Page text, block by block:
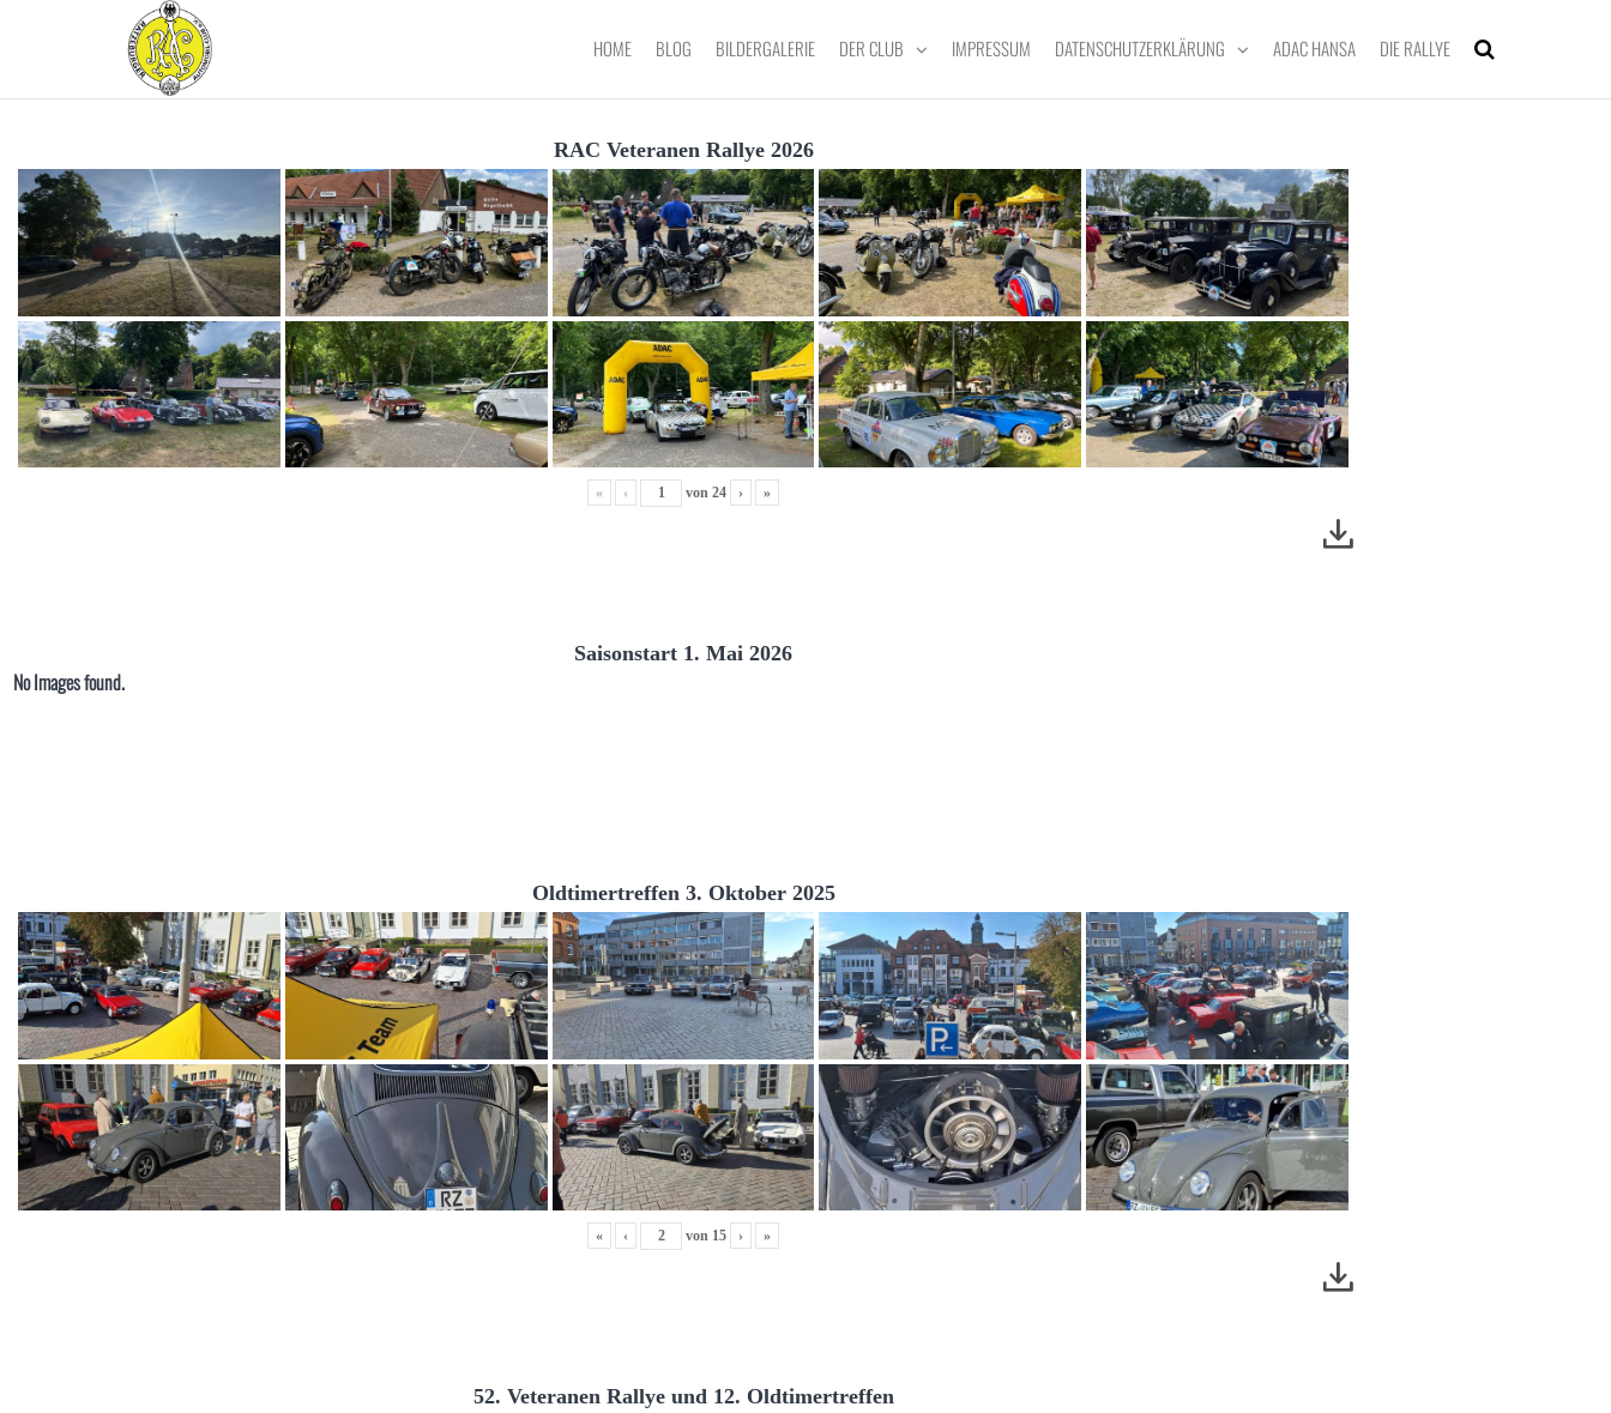
AUTOMOBIL-
ADAC E.V.
HOME BLOG BILDERGALERIE DER CLUB IMPRESSUM DATENSCHUTZERKLÄRUNG ADAC HANSA DIE RALLYE
RAC Veteranen Rallye 2026
« ‹ von 24 › »
Saisonstart 1. Mai 2026
No Images found.
Oldtimertreffen 3. Oktober 2025
« ‹ von 15 › »
52. Veteranen Rallye und 12. Oldtimertreffen